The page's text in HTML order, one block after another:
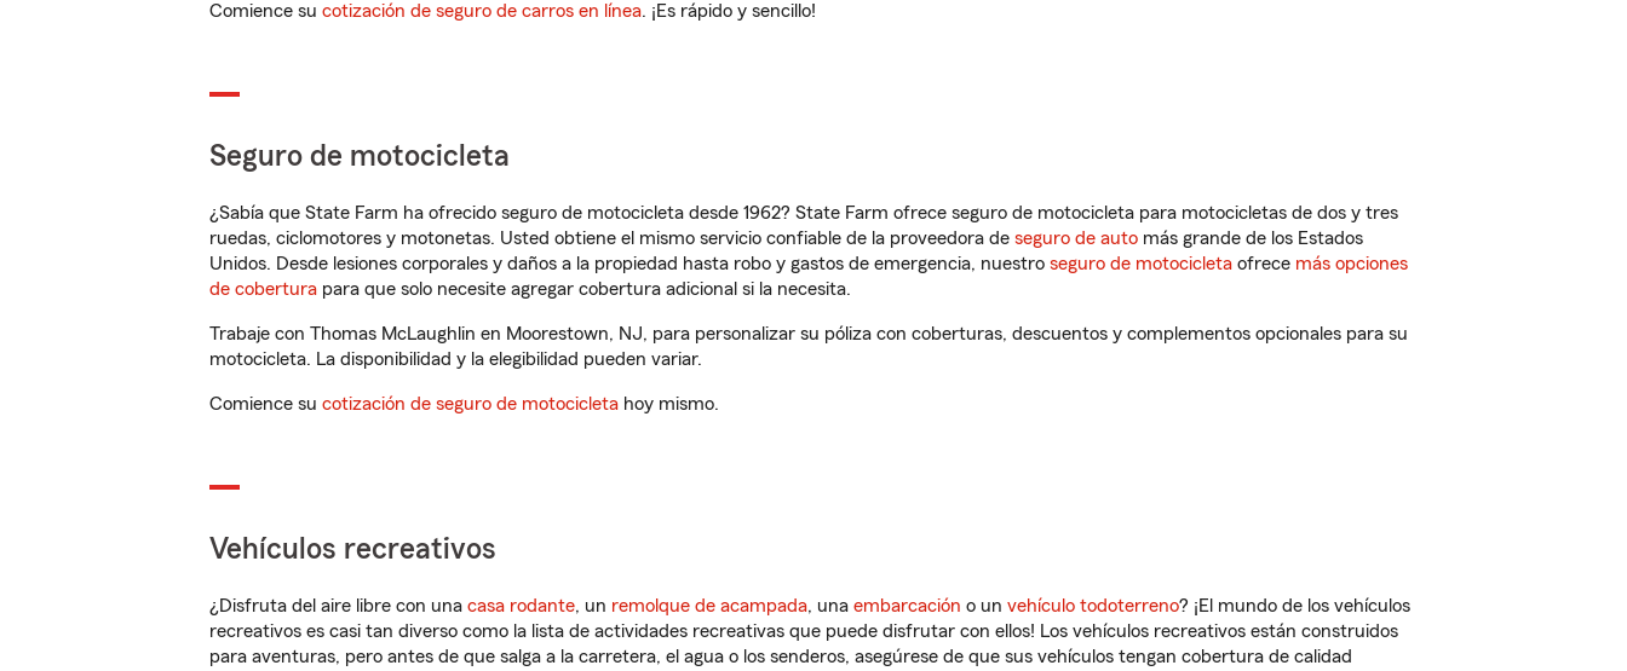
Comience su cotización de seguro de carros en línea. ¡Es rápido y sencillo!
Seguro de motocicleta
¿Sabía que State Farm ha ofrecido seguro de motocicleta desde 1962? State Farm ofrece seguro de motocicleta para motocicletas de dos y tres
ruedas, ciclomotores y motonetas. Usted obtiene el mismo servicio confiable de la proveedora de seguro de auto más grande de los Estados
Unidos. Desde lesiones corporales y daños a la propiedad hasta robo y gastos de emergencia, nuestro seguro de motocicleta ofrece más opciones
de cobertura para que solo necesite agregar cobertura adicional si la necesita.
Trabaje con Thomas McLaughlin en Moorestown, NJ, para personalizar su póliza con coberturas, descuentos y complementos opcionales para su
motocicleta. La disponibilidad y la elegibilidad pueden variar.
Comience su cotización de seguro de motocicleta hoy mismo.
Vehículos recreativos
¿Disfruta del aire libre con una casa rodante, un remolque de acampada, una embarcación o un vehículo todoterreno? ¡El mundo de los vehículos
recreativos es casi tan diverso como la lista de actividades recreativas que puede disfrutar con ellos! Los vehículos recreativos están construidos
para aventuras, pero antes de que salga a la carretera, el agua o los senderos, asegúrese de que sus vehículos tengan cobertura de calidad